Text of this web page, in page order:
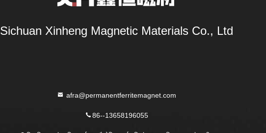
Sichuan Xinheng Magnetic Materials Co., Ltd
afra@permanentferritemagnet.com
86--13658196055